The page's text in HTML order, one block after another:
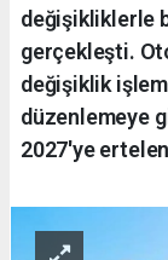
değişikliklerle
gerçekleşti.
değişiklik
düzenlemeye
2027'ye